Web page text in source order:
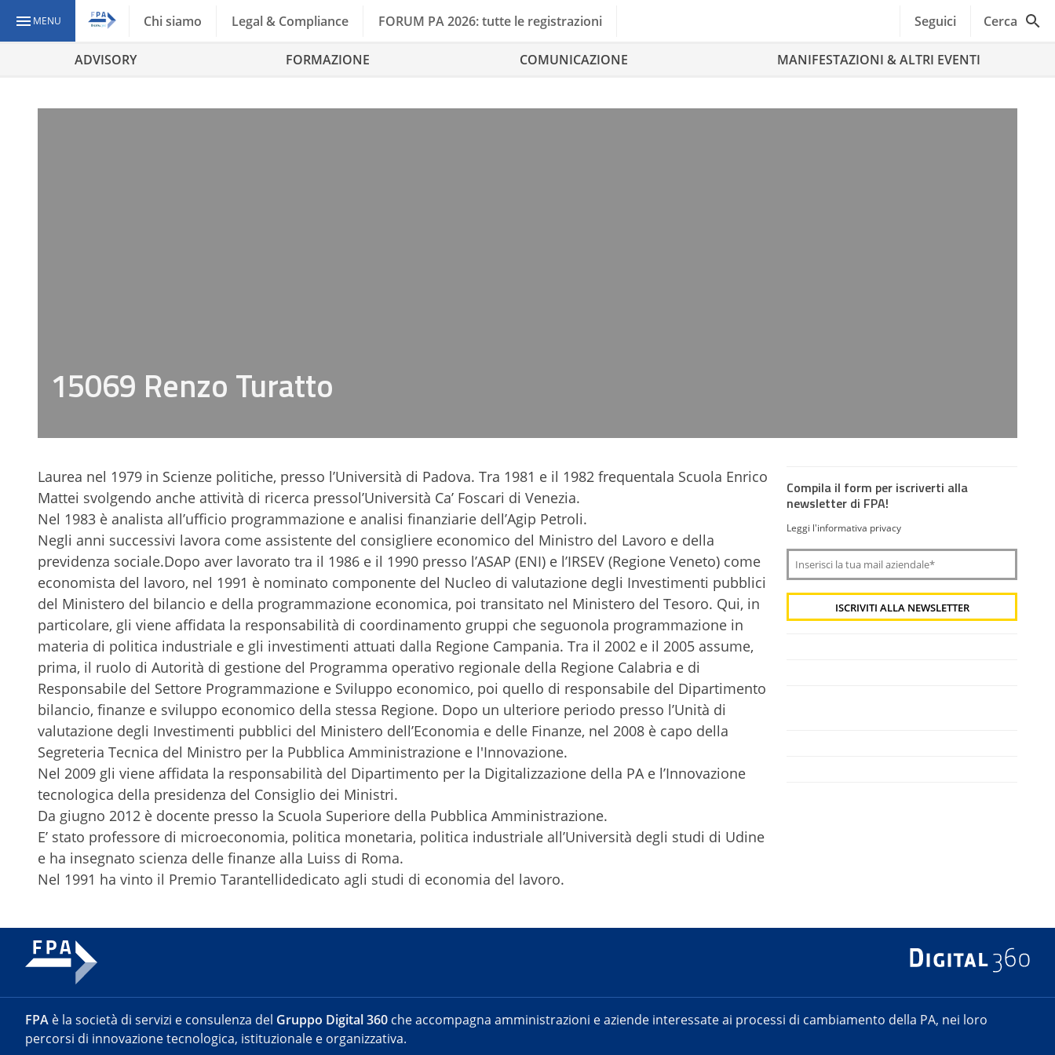
MENU Chi siamo Legal & Compliance FORUM PA 2026: tutte le registrazioni Seguici Cerca
ADVISORY FORMAZIONE COMUNICAZIONE MANIFESTAZIONI & ALTRI EVENTI
15069 Renzo Turatto
Laurea nel 1979 in Scienze politiche, presso l’Università di Padova. Tra 1981 e il 1982 frequentala Scuola Enrico
Mattei svolgendo anche attività di ricerca pressol’Università Ca’ Foscari di Venezia.
Nel 1983 è analista all’ufficio programmazione e analisi finanziarie dell’Agip Petroli.
Negli anni successivi lavora come assistente del consigliere economico del Ministro del Lavoro e della
previdenza sociale.Dopo aver lavorato tra il 1986 e il 1990 presso l’ASAP (ENI) e l’IRSEV (Regione Veneto) come
economista del lavoro, nel 1991 è nominato componente del Nucleo di valutazione degli Investimenti pubblici
del Ministero del bilancio e della programmazione economica, poi transitato nel Ministero del Tesoro. Qui, in
particolare, gli viene affidata la responsabilità di coordinamento gruppi che seguonola programmazione in
materia di politica industriale e gli investimenti attuati dalla Regione Campania. Tra il 2002 e il 2005 assume,
prima, il ruolo di Autorità di gestione del Programma operativo regionale della Regione Calabria e di
Responsabile del Settore Programmazione e Sviluppo economico, poi quello di responsabile del Dipartimento
bilancio, finanze e sviluppo economico della stessa Regione. Dopo un ulteriore periodo presso l’Unità di
valutazione degli Investimenti pubblici del Ministero dell’Economia e delle Finanze, nel 2008 è capo della
Segreteria Tecnica del Ministro per la Pubblica Amministrazione e l'Innovazione.
Nel 2009 gli viene affidata la responsabilità del Dipartimento per la Digitalizzazione della PA e l’Innovazione
tecnologica della presidenza del Consiglio dei Ministri.
Da giugno 2012 è docente presso la Scuola Superiore della Pubblica Amministrazione.
E’ stato professore di microeconomia, politica monetaria, politica industriale all’Università degli studi di Udine
e ha insegnato scienza delle finanze alla Luiss di Roma.
Nel 1991 ha vinto il Premio Tarantellidedicato agli studi di economia del lavoro.
Compila il form per iscriverti alla
newsletter di FPA!
Leggi l'informativa privacy
FPA è la società di servizi e consulenza del Gruppo Digital 360 che accompagna amministrazioni e aziende interessate ai processi di cambiamento della PA, nei loro
percorsi di innovazione tecnologica, istituzionale e organizzativa.